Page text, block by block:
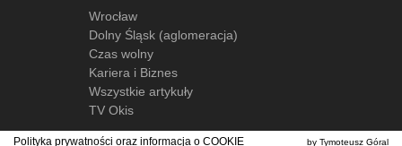
Wrocław
Dolny Śląsk (aglomeracja)
Czas wolny
Kariera i Biznes
Wszystkie artykuły
TV Okis
Polityka prywatności oraz informacja o COOKIE by Tymoteusz Góral